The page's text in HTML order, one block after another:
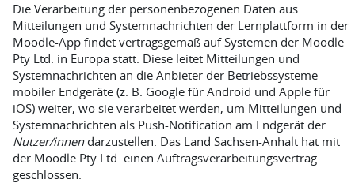
Die Verarbeitung der personenbezogenen Daten aus
Mitteilungen und Systemnachrichten der Lernplattform in der
Moodle-App findet vertragsgemäß auf Systemen der Moodle
Pty Ltd. in Europa statt. Diese leitet Mitteilungen und
Systemnachrichten an die Anbieter der Betriebssysteme
mobiler Endgeräte (z. B. Google für Android und Apple für
iOS) weiter, wo sie verarbeitet werden, um Mitteilungen und
Systemnachrichten als Push-Notification am Endgerät der
Nutzer/innendarzustellen. Das Land Sachsen-Anhalt hat mit
der Moodle Pty Ltd. einen Auftragsverarbeitungsvertrag
geschlossen.